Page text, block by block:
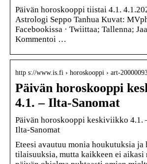
Päivän horoskooppi tiistai 4.1.
Astrologi Seppo Tanhua Kuvat:
Facebookissa · Twiittaa; Tallenna;
Kommentoi …
http s://www.is.fi › horoskooppi › art-
Päivän horoskooppi
4.1. – Ilta-Sanomat
Päivän horoskooppi keskiviikko 4.1.
Ilta-Sanomat
Eteesi avautuu monia houkutuksia ja
tilaisuuksia, mutta kaikkeen ei aikasi